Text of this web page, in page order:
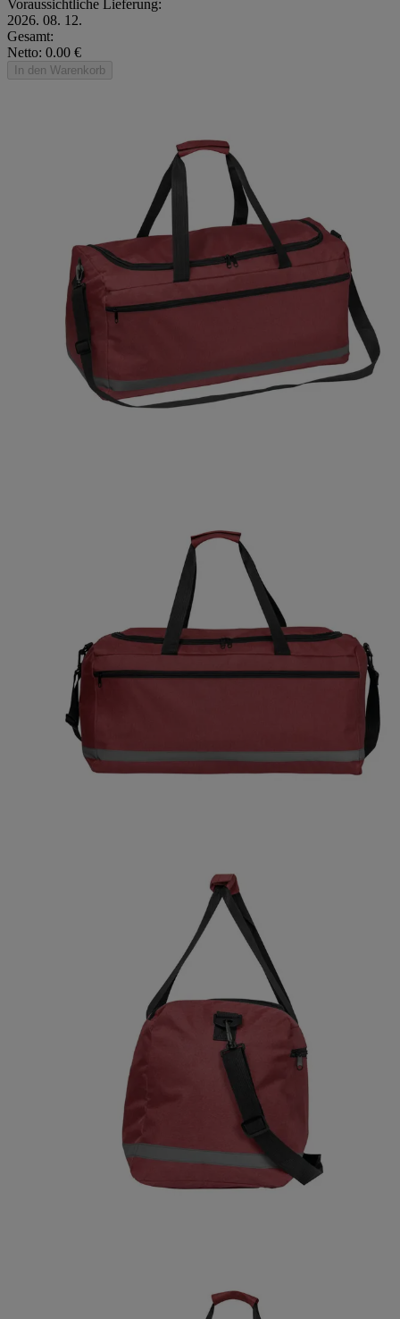
Voraussichtliche Lieferung:
2026. 08. 12.
Gesamt:
Netto: 0.00 €
In den Warenkorb